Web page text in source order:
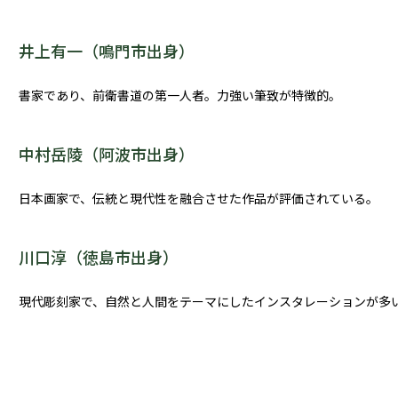
井上有一（鳴門市出身）
書家であり、前衛書道の第一人者。力強い筆致が特徴的。
中村岳陵（阿波市出身）
日本画家で、伝統と現代性を融合させた作品が評価されている。
川口淳（徳島市出身）
現代彫刻家で、自然と人間をテーマにしたインスタレーションが多